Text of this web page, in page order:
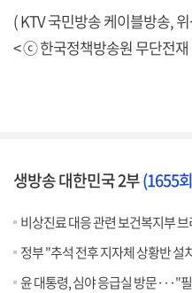
( KTV 국민방송 케이블방송,
< ⓒ 한국정책방송원 무단전재
생방송 대한민국 2부(1655
비상진료 대응 관련 보건복지부
정부 "추석 전후 지자체 상황반 설치
윤 대통령, 심야 응급실 방문···"